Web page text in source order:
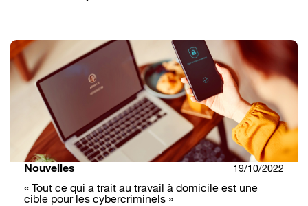
Nouvelles 19/10/2022
« Tout ce qui a trait au travail à domicile est une
cible pour les cybercriminels »